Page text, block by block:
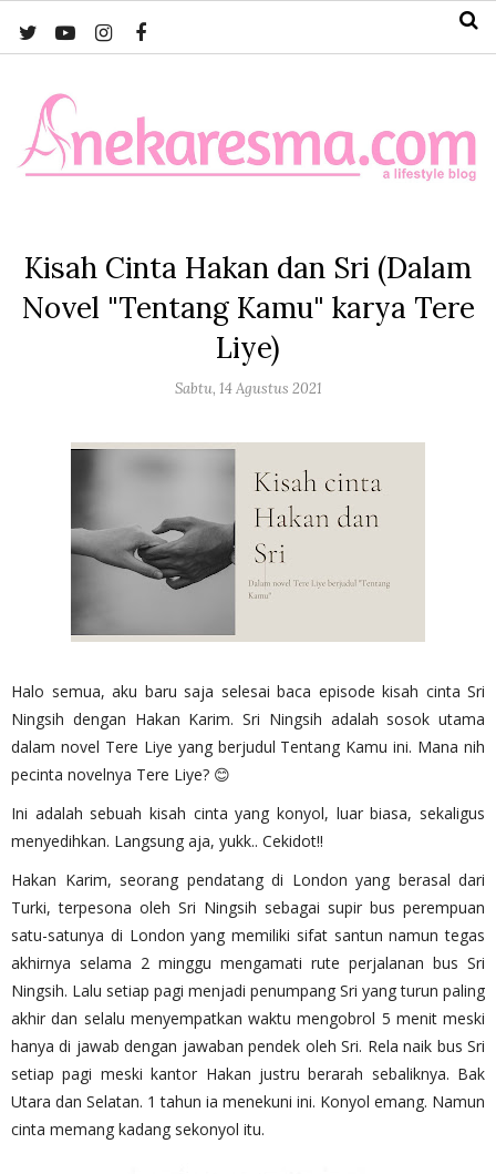
Kisah Cinta Hakan dan Sri (Dalam
Novel "Tentang Kamu" karya Tere
Liye)
Sabtu, 14 Agustus 2021
Halo semua, aku baru saja selesai baca episode kisah cinta Sri
Ningsih dengan Hakan Karim. Sri Ningsih adalah sosok utama
dalam novel Tere Liye yang berjudul Tentang Kamu ini. Mana nih
pecinta novelnya Tere Liye? 😊
Ini adalah sebuah kisah cinta yang konyol, luar biasa, sekaligus
menyedihkan. Langsung aja, yukk.. Cekidot!!
Hakan Karim, seorang pendatang di London yang berasal dari
Turki, terpesona oleh Sri Ningsih sebagai supir bus perempuan
satu-satunya di London yang memiliki sifat santun namun tegas
akhirnya selama 2 minggu mengamati rute perjalanan bus Sri
Ningsih. Lalu setiap pagi menjadi penumpang Sri yang turun paling
akhir dan selalu menyempatkan waktu mengobrol 5 menit meski
hanya di jawab dengan jawaban pendek oleh Sri. Rela naik bus Sri
setiap pagi meski kantor Hakan justru berarah sebaliknya. Bak
Utara dan Selatan. 1 tahun ia menekuni ini. Konyol emang. Namun
cinta memang kadang sekonyol itu.